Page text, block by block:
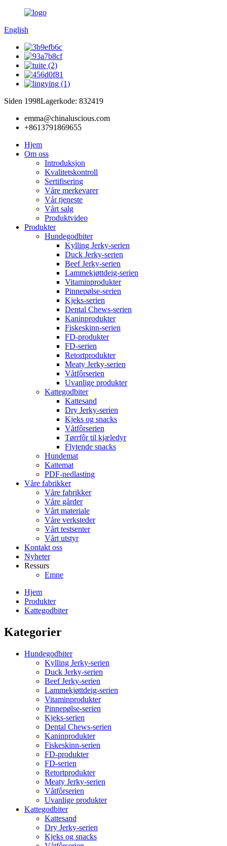
English
Siden 1998Lagerkode: 832419
emma@chinaluscious.com
+8613791869655
Hjem
Om oss
Introduksjon
Kvalitetskontroll
Sertifisering
Våre merkevarer
Vår tjeneste
Vårt salg
Produktvideo
Produkter
Hundegodbiter
Kylling Jerky-serien
Duck Jerky-serien
Beef Jerky-serien
Lammekjøttdeig-serien
Vitaminprodukter
Pinnepølse-serien
Kjeks-serien
Dental Chews-serien
Kaninprodukter
Fiskeskinn-serien
FD-produkter
FD-serien
Retortprodukter
Meaty Jerky-serien
Våtfôrserien
Uvanlige produkter
Kattegodbiter
Kattesand
Dry Jerky-serien
Kjeks og snacks
Våtfôrserien
Tørrfôr til kjæledyr
Flytende snacks
Hundemat
Kattemat
PDF-nedlasting
Våre fabrikker
Våre fabrikker
Våre gårder
Vårt materiale
Våre verksteder
Vårt testsenter
Vårt utstyr
Kontakt oss
Nyheter
Ressurs
Emne
Hjem
Produkter
Kattegodbiter
Kategorier
Hundegodbiter
Kylling Jerky-serien
Duck Jerky-serien
Beef Jerky-serien
Lammekjøttdeig-serien
Vitaminprodukter
Pinnepølse-serien
Kjeks-serien
Dental Chews-serien
Kaninprodukter
Fiskeskinn-serien
FD-produkter
FD-serien
Retortprodukter
Meaty Jerky-serien
Våtfôrserien
Uvanlige produkter
Kattegodbiter
Kattesand
Dry Jerky-serien
Kjeks og snacks